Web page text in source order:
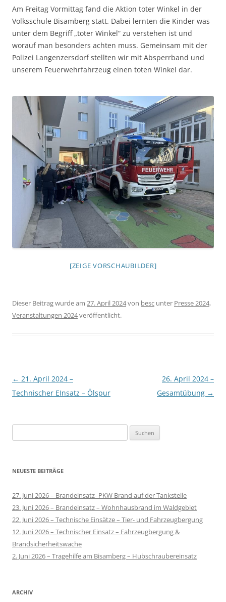
Am Freitag Vormittag fand die Aktion toter Winkel in der
Volksschule Bisamberg statt. Dabei lernten die Kinder was
unter dem Begriff „toter Winkel“ zu verstehen ist und
worauf man besonders achten muss. Gemeinsam mit der
Polizei Langenzersdorf stellten wir mit Absperrband und
unserem Feuerwehrfahrzeug einen toten Winkel dar.
[ZEIGE VORSCHAUBILDER]
Dieser Beitrag wurde am 27. April 2024von besc unter Presse 2024,
Veranstaltungen 2024veröffentlicht.
Beitragsnavigation
← 21. April 2024 –
Technischer EInsatz – Ölspur
26. April 2024 –
Gesamtübung →
nach:
NEUESTE BEITRÄGE
27. Juni 2026 – Brandeinsatz- PKW Brand auf der Tankstelle
23. Juni 2026 – Brandeinsatz – Wohnhausbrand im Waldgebiet
22. Juni 2026 – Technische Einsätze – Tier- und Fahrzeugbergung
12. Juni 2026 – Technischer Einsatz – Fahrzeugbergung &
Brandsicherheitswache
2. Juni 2026 – Tragehilfe am Bisamberg – Hubschraubereinsatz
ARCHIV